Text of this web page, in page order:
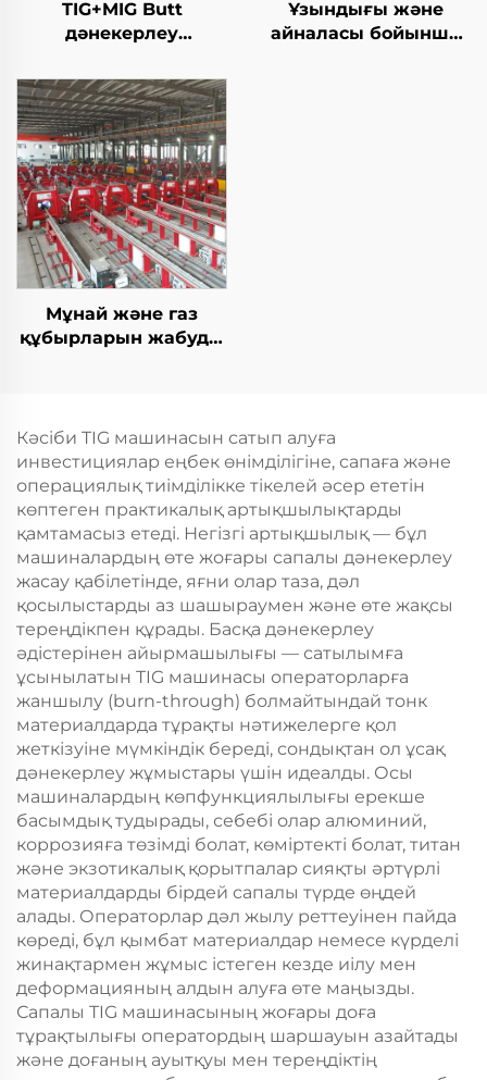
TIG+MIG Butt
дәнекерлеу
Ұзындығы және
айналасы бойынша
Мұнай және газ
құбырларын жабуды
Кәсіби TIG машинасын сатып алуға
инвестициялар еңбек өнімділігіне, сапаға және
операциялық тиімділікке тікелей әсер ететін
көптеген практикалық артықшылықтарды
қамтамасыз етеді. Негізгі артықшылық — бұл
машиналардың өте жоғары сапалы дәнекерлеу
жасау қабілетінде, яғни олар таза, дәл
қосылыстарды аз шашыраумен және өте жақсы
тереңдікпен құрады. Басқа дәнекерлеу
әдістерінен айырмашылығы — сатылымға
ұсынылатын TIG машинасы операторларға
жаншылу (burn-through) болмайтындай тонк
материалдарда тұрақты нәтижелерге қол
жеткізуіне мүмкіндік береді, сондықтан ол ұсақ
дәнекерлеу жұмыстары үшін идеалды. Осы
машиналардың көпфункциялылығы ерекше
басымдық тудырады, себебі олар алюминий,
коррозияға төзімді болат, көміртекті болат, титан
және экзотикалық қорытпалар сияқты әртүрлі
материалдарды бірдей сапалы түрде өңдей
алады. Операторлар дәл жылу реттеуінен пайда
көреді, бұл қымбат материалдар немесе күрделі
жинақтармен жұмыс істеген кезде иілу мен
деформацияның алдын алуға өте маңызды.
Сапалы TIG машинасының жоғары доға
тұрақтылығы оператордың шаршауын азайтады
және доғаның ауытқуы мен тереңдіктің